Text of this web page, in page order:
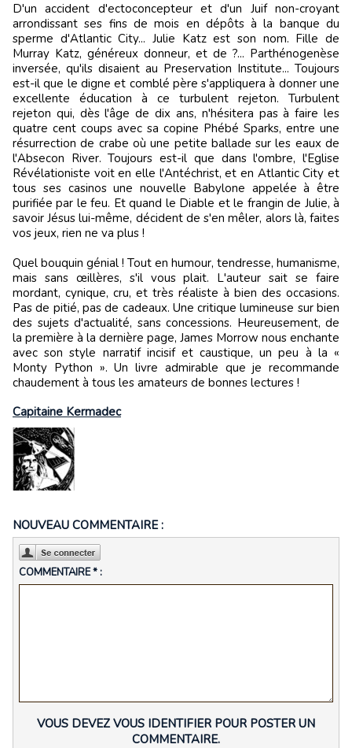
D'un accident d'ectoconcepteur et d'un Juif non-croyant
arrondissant ses fins de mois en dépôts à la banque du
sperme d'Atlantic City... Julie Katz est son nom. Fille de
Murray Katz, généreux donneur, et de ?... Parthénogenèse
inversée, qu'ils disaient au Preservation Institute... Toujours
est-il que le digne et comblé père s'appliquera à donner une
excellente éducation à ce turbulent rejeton. Turbulent
rejeton qui, dès l'âge de dix ans, n'hésitera pas à faire les
quatre cent coups avec sa copine Phébé Sparks, entre une
résurrection de crabe où une petite ballade sur les eaux de
l'Absecon River. Toujours est-il que dans l'ombre, l'Eglise
Révélationiste voit en elle l'Antéchrist, et en Atlantic City et
tous ses casinos une nouvelle Babylone appelée à être
purifiée par le feu. Et quand le Diable et le frangin de Julie, à
savoir Jésus lui-même, décident de s'en mêler, alors là, faites
vos jeux, rien ne va plus !
Quel bouquin génial ! Tout en humour, tendresse, humanisme,
mais sans œillères, s'il vous plait. L'auteur sait se faire
mordant, cynique, cru, et très réaliste à bien des occasions.
Pas de pitié, pas de cadeaux. Une critique lumineuse sur bien
des sujets d'actualité, sans concessions. Heureusement, de
la première à la dernière page, James Morrow nous enchante
avec son style narratif incisif et caustique, un peu à la «
Monty Python ». Un livre admirable que je recommande
chaudement à tous les amateurs de bonnes lectures !
Capitaine Kermadec
NOUVEAU COMMENTAIRE :
COMMENTAIRE * :
VOUS DEVEZ VOUS IDENTIFIER POUR POSTER UN
COMMENTAIRE.